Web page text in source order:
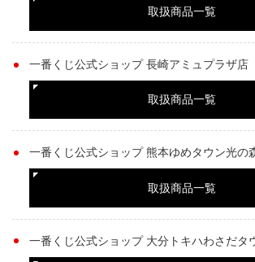
取扱商品一覧
一番くじ公式ショップ 長崎アミュプラザ店
取扱商品一覧
一番くじ公式ショップ 熊本ゆめタウン光の
取扱商品一覧
一番くじ公式ショップ 大分トキハわさだタ